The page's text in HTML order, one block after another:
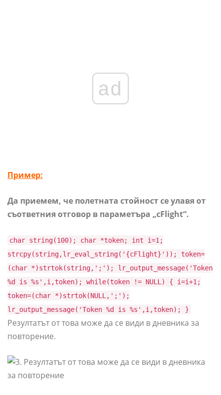
ad
Пример:
Да приемем, че полетната стойност се улавя от
съответния отговор в параметъра „cFlight“.
char string(100); char *token; int i=1;
strcpy(string,lr_eval_string('{cFlight}')); token=
(char *)strtok(string,';'); lr_output_message('Token
%d is %s',i,token); while(token != NULL) { i=i+1;
token=(char *)strtok(NULL,';');
lr_output_message('Token %d is %s',i,token); }
Резултатът от това може да се види в дневника за
повторение.